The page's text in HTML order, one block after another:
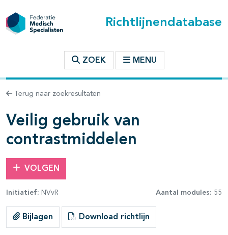
Richtlijnendatabase
ZOEK MENU
Terug naar zoekresultaten
Veilig gebruik van
contrastmiddelen
VOLGEN
Initiatief: NVvR Aantal modules: 55
Bijlagen Download richtlijn
binnen deze richtlijn
open- en dichtklappen